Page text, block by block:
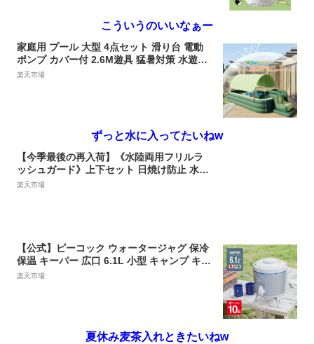
こういうのいいなぁー
家庭用 プール 大型 4点セット 滑り台 電動
ポンプ カバー付 2.6M遊具 猛暑対策 水遊び
芝生遊びファミリープール 空気入れ 折りた
楽天市場
ずっと水に入ってたいねw
【今季最後の再入荷】《水陸両用フリルラ
ッシュガード》上下セット 日焼け防止 水着
ラッシュガード レディース フード付き 長袖
楽天市場
【公式】ピーコック ウォータージャグ 保冷
保温 キーパー 広口 6.1L 小型 キャンプ キャ
ンプ用品 ウォータータンク おしゃれ ドリン
楽天市場
夏休み麦茶入れときたいねw